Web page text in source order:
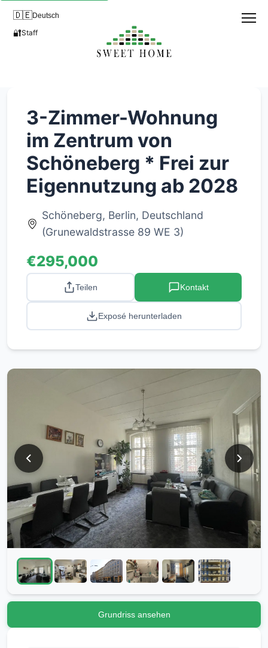
🇩🇪Deutsch
🔐Staff
3-Zimmer-Wohnung
im Zentrum von
Schöneberg * Frei zur
Eigennutzung ab 2028
Schöneberg, Berlin, Deutschland
(Grunewaldstrasse 89 WE 3)
€295,000
Teilen Kontakt
Exposé herunterladen
Grundriss ansehen